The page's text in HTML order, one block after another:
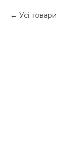
Усі товари